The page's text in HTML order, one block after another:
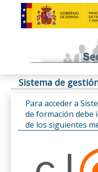
Sistema de
Para acceder a
de formación debe
de los siguientes